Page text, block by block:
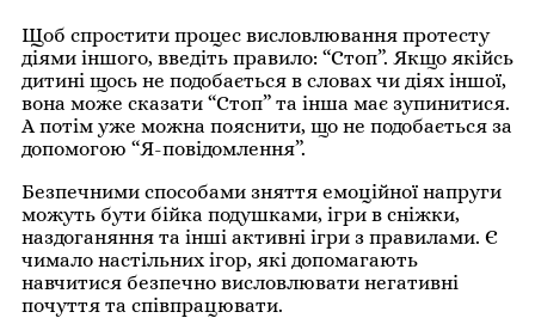
Щоб спростити процес висловлювання протесту
діями іншого, введіть правило: “Стоп”. Якщо якійсь
дитині щось не подобається в словах чи діях іншої,
вона може сказати “Стоп” та інша має зупинитися.
А потім уже можна пояснити, що не подобається за
допомогою “Я-повідомлення”.
Безпечними способами зняття емоційної напруги
можуть бути бійка подушками, ігри в сніжки,
наздоганяння та інші активні ігри з правилами. Є
чимало настільних ігор, які допомагають
навчитися безпечно висловлювати негативні
почуття та співпрацювати.